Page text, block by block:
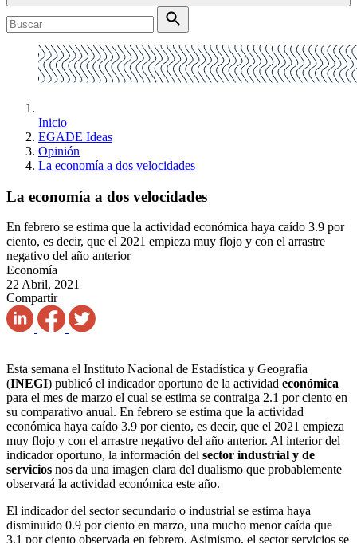
Inicio
EGADE Ideas
Opinión
La economía a dos velocidades
La economía a dos velocidades
En febrero se estima que la actividad económica haya caído 3.9 por
ciento, es decir, que el 2021 empieza muy flojo y con el arrastre
negativo del año anterior
Economía
22 Abril, 2021
Compartir
Esta semana el Instituto Nacional de Estadística y Geografía
(INEGI) publicó el indicador oportuno de la actividad económica
para el mes de marzo el cual se estima se contraiga 2.1 por ciento en
su comparativo anual. En febrero se estima que la actividad
económica haya caído 3.9 por ciento, es decir, que el 2021 empieza
muy flojo y con el arrastre negativo del año anterior. Al interior del
indicador oportuno, la información del sector industrial y de
servicios nos da una imagen clara del dualismo que probablemente
observará la actividad económica este año.
El indicador del sector secundario o industrial se estima haya
disminuido 0.9 por ciento en marzo, una mucho menor caída que
3.1 por ciento observada en febrero. Asimismo, el sector servicios se